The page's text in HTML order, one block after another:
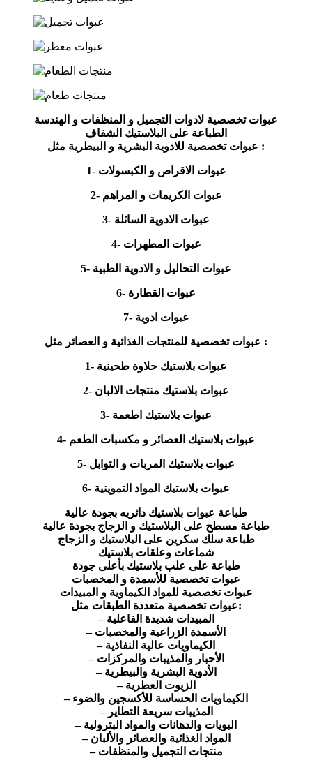
عبوات تخصصية لادوات التجميل و المنظفات و الهندسة
الطباعة على البلاستيك الشفاف
عبوات تخصصية للادوية البشرية و البيطرية مثل :
1- عبوات الاقراص و الكبسولات
2- عبوات الكريمات و المراهم
3- عبوات الادوية السائلة
4- عبوات المطهرات
5- عبوات التحاليل و الادوية الطبية
6- عبوات القطارة
7- عبوات ادوية
عبوات تخصصية للمنتجات الغذائية و العصائر مثل :
1- عبوات بلاستيك حلاوة طحينية
2- عبوات بلاستيك منتجات الالبان
3- عبوات بلاستيك اطعمة
4- عبوات بلاستيك العصائر و مكسبات الطعم
5- عبوات بلاستيك المربات و التوابل
6- عبوات بلاستيك المواد التموينية
طباعة عبوات بلاستيك دائريه بجودة عالية
طباعة مسطح على البلاستيك و الزجاج بجودة عالية
طباعة سلك سكرين على البلاستيك و الزجاج
شماعات وعلقات بلاستيك
طباعة على علب بلاستيك بأعلى جودة
عبوات تخصصية للأسمدة و المخصبات
عبوات تخصصية للمواد الكيماوية و المبيدات
عبوات تخصصية متعددة الطبقات مثل:
– المبيدات شديدة الفاعلية
– الأسمدة الزراعية والمخصبات
– الكيماويات عالية النفاذية
– الأحبار والمذيبات والمركزات
– الأدوية البشرية والبيطرية
– الزيوت العطرية
– الكيماويات الحساسة للأكسجين والضوء
– المذيبات سريعة التطاير
– البويات والدهانات والمواد البترولية
– المواد الغذائية والعصائر والألبان
– منتجات التجميل والمنظفات